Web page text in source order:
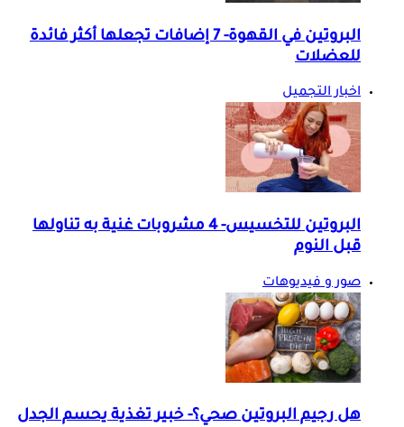
البروتين في القهوة- 7 إضافات تجعلها أكثر فائدة
للعضلات
اخبار التجميل
البروتين للتخسيس- 4 مشروبات غنية به تناولها
قبل النوم
صور و فيديوهات
هل رجيم البروتين صحي؟- خبير تغذية يحسم الجدل